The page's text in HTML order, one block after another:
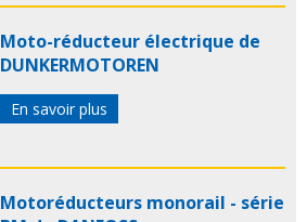
Moto-réducteur électrique de
DUNKERMOTOREN
En savoir plus
Motoréducteurs monorail - série